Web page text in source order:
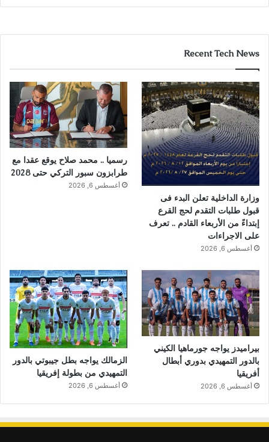
Recent Tech News
وزارة الداخلية تعلن البدء فى
قبول طلبات التقدم لحج القرع
إبتداءً من الأربعاء القادم .. تعرف
على الاجراءات
أغسطس 6, 2026
رسميا .. محمد صلاح يوقع عقدا مع
طرابزون سبور التركي حتى 2028
أغسطس 6, 2026
بيراميدز يواجه جورماهيا الكيني
بالدور التمهيدي بدوري أبطال
أفريقيا
أغسطس 6, 2026
الزمالك يواجه بطل جيبوتي بالدور
التمهيدي من بطولة إفريقيا
أغسطس 6, 2026